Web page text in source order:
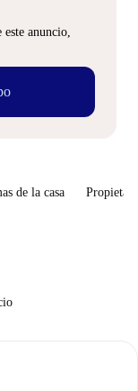
este anuncio,
de la casa